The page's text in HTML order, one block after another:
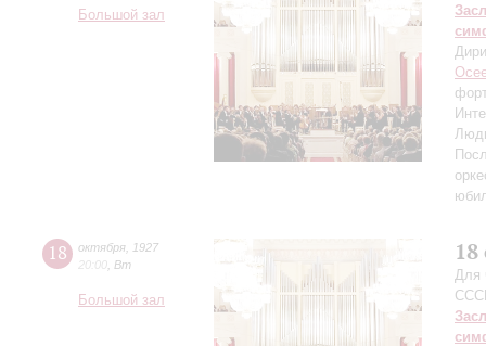
Большой зал
18 октября
1927
20:00 Вт
Большой зал
18
Для